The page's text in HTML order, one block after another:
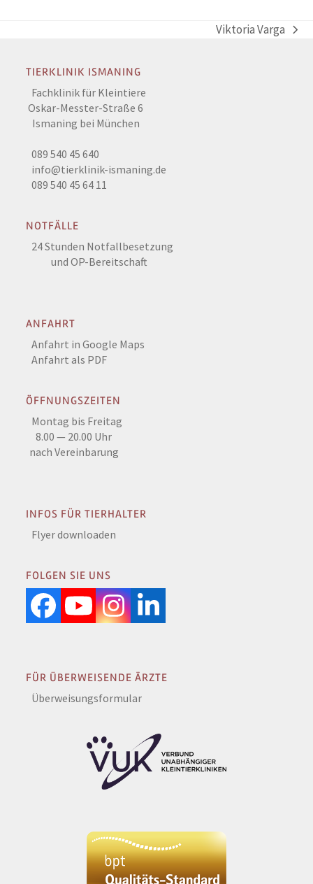
Nächster
Viktoria Varga
TIERKLINIK ISMANING
Fachklinik für Kleintiere
Oskar-Messter-Straße 6
Ismaning bei München
089 540 45 640
info@tierklinik-ismaning.de
089 540 45 64 11
NOTFÄLLE
24 Stunden Notfallbesetzung
und OP-Bereitschaft
ANFAHRT
Anfahrt in Google Maps
Anfahrt als PDF
ÖFFNUNGSZEITEN
Montag bis Freitag
8.00 — 20.00 Uhr
nach Vereinbarung
INFOS FÜR TIERHALTER
Flyer downloaden
FOLGEN SIE UNS
Facebook
YouTube
Instagram
LinkedIn
FÜR ÜBERWEISENDE ÄRZTE
Überweisungsformular